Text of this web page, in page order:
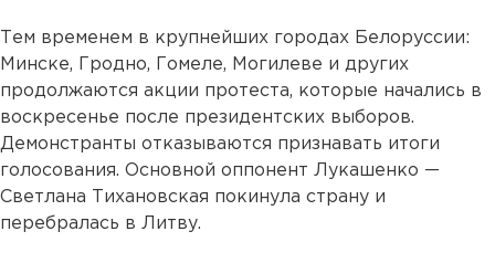
Тем временем в крупнейших городах Белоруссии:
Минске, Гродно, Гомеле, Могилеве и других
продолжаются акции протеста, которые начались в
воскресенье после президентских выборов.
Демонстранты отказываются признавать итоги
голосования. Основной оппонент Лукашенко —
Светлана Тихановская покинула страну и
перебралась в Литву.